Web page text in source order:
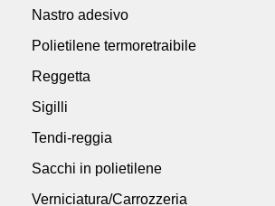
Nastro adesivo
Polietilene termoretraibile
Reggetta
Sigilli
Tendi-reggia
Sacchi in polietilene
Verniciatura/Carrozzeria